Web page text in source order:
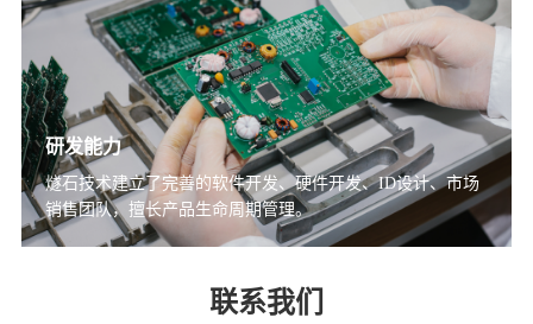
研发能力
燧石技术建立了完善的软件开发、硬件开发、ID设计、市场
销售团队，擅长产品生命周期管理。
联系我们